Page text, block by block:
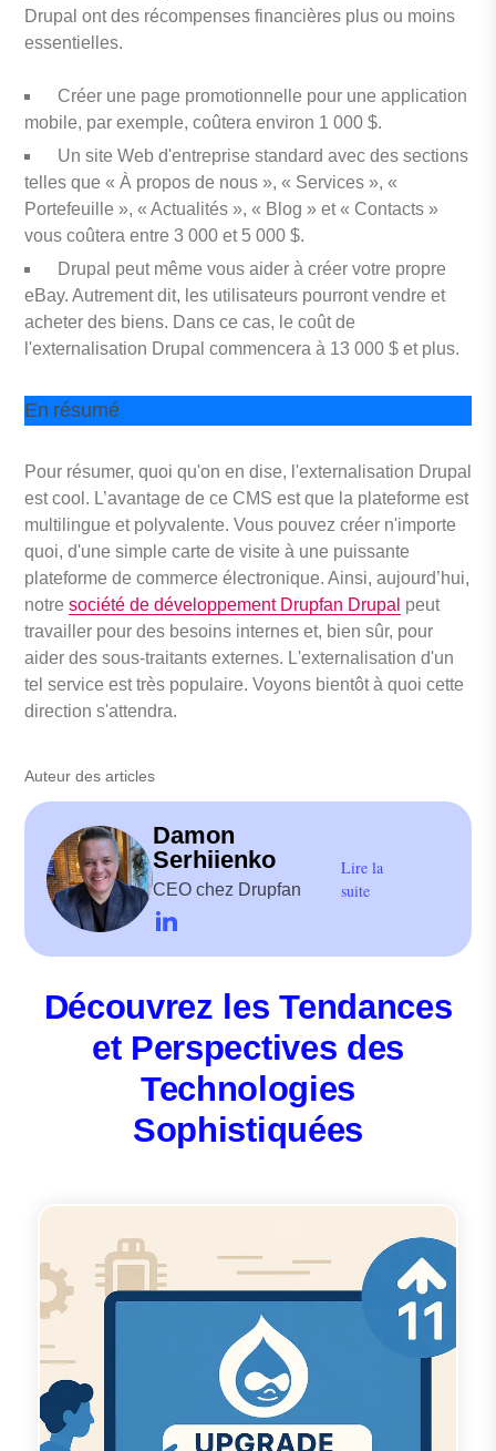
Drupal ont des récompenses financières plus ou moins
essentielles.
Créer une page promotionnelle pour une application
mobile, par exemple, coûtera environ 1 000 $.
Un site Web d'entreprise standard avec des sections
telles que « À propos de nous », « Services », «
Portefeuille », « Actualités », « Blog » et « Contacts »
vous coûtera entre 3 000 et 5 000 $.
Drupal peut même vous aider à créer votre propre
eBay. Autrement dit, les utilisateurs pourront vendre et
acheter des biens. Dans ce cas, le coût de
l'externalisation Drupal commencera à 13 000 $ et plus.
En résumé
Pour résumer, quoi qu'on en dise, l'externalisation Drupal
est cool. L’avantage de ce CMS est que la plateforme est
multilingue et polyvalente. Vous pouvez créer n'importe
quoi, d'une simple carte de visite à une puissante
plateforme de commerce électronique. Ainsi, aujourd’hui,
notre société de développement Drupfan Drupal peut
travailler pour des besoins internes et, bien sûr, pour
aider des sous-traitants externes. L'externalisation d'un
tel service est très populaire. Voyons bientôt à quoi cette
direction s'attendra.
Auteur des articles
Damon
Serhiienko
CEO chez Drupfan
Lire la
suite
Découvrez les Tendances
et Perspectives des
Technologies
Sophistiquées